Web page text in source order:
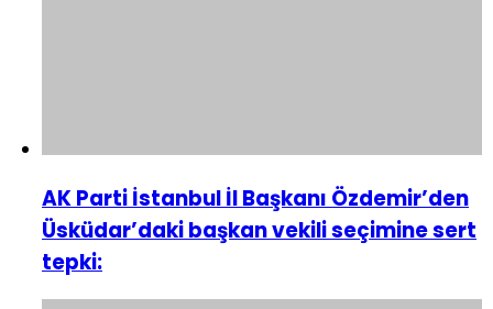
AK Parti İstanbul İl Başkanı Özdemir’den
Üsküdar’daki başkan vekili seçimine sert
tepki: